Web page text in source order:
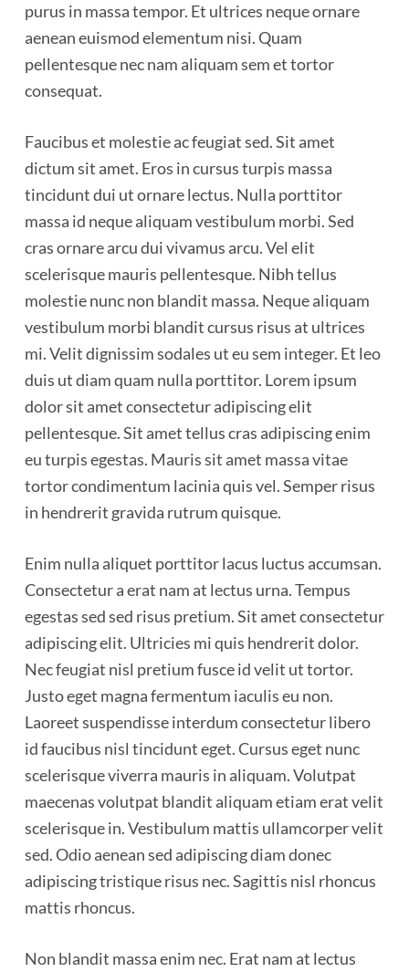
purus in massa tempor. Et ultrices neque ornare
aenean euismod elementum nisi. Quam
pellentesque nec nam aliquam sem et tortor
consequat.
Faucibus et molestie ac feugiat sed. Sit amet
dictum sit amet. Eros in cursus turpis massa
tincidunt dui ut ornare lectus. Nulla porttitor
massa id neque aliquam vestibulum morbi. Sed
cras ornare arcu dui vivamus arcu. Vel elit
scelerisque mauris pellentesque. Nibh tellus
molestie nunc non blandit massa. Neque aliquam
vestibulum morbi blandit cursus risus at ultrices
mi. Velit dignissim sodales ut eu sem integer. Et leo
duis ut diam quam nulla porttitor. Lorem ipsum
dolor sit amet consectetur adipiscing elit
pellentesque. Sit amet tellus cras adipiscing enim
eu turpis egestas. Mauris sit amet massa vitae
tortor condimentum lacinia quis vel. Semper risus
in hendrerit gravida rutrum quisque.
Enim nulla aliquet porttitor lacus luctus accumsan.
Consectetur a erat nam at lectus urna. Tempus
egestas sed sed risus pretium. Sit amet consectetur
adipiscing elit. Ultricies mi quis hendrerit dolor.
Nec feugiat nisl pretium fusce id velit ut tortor.
Justo eget magna fermentum iaculis eu non.
Laoreet suspendisse interdum consectetur libero
id faucibus nisl tincidunt eget. Cursus eget nunc
scelerisque viverra mauris in aliquam. Volutpat
maecenas volutpat blandit aliquam etiam erat velit
scelerisque in. Vestibulum mattis ullamcorper velit
sed. Odio aenean sed adipiscing diam donec
adipiscing tristique risus nec. Sagittis nisl rhoncus
mattis rhoncus.
Non blandit massa enim nec. Erat nam at lectus